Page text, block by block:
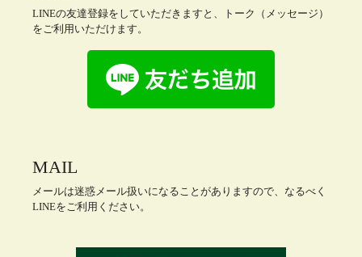
LINEの友達登録をしていただきますと、トーク（メッセージ）
をご利用いただけます。
MAIL
メールは迷惑メール扱いになることがありますので、なるべく
LINEをご利用ください。